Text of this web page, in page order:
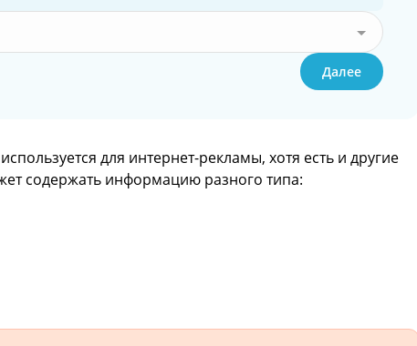
Далее
для интернет-рекламы, хотя есть и другие
содержать информацию разного типа: